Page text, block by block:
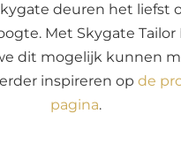
deuren het liefst
Met Skygate Tailor
dit mogelijk kunnen
inspireren op de
pagina.